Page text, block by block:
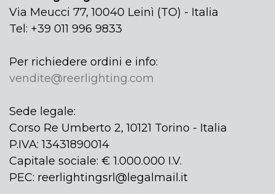
Via Meucci 77, 10040 Leinì (TO) - Italia
Tel: +39 011 996 9833
Per richiedere ordini e info:
vendite@reerlighting.com
Sede legale:
Corso Re Umberto 2, 10121 Torino - Italia
P.IVA: 13431890014
Capitale sociale: € 1.000.000 I.V.
PEC: reerlightingsrl@legalmail.it